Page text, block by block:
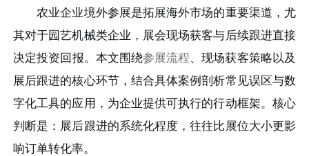
农业企业境外参展是拓展海外市场的重要渠道，尤
其对于园艺机械类企业，展会现场获客与后续跟进直接
决定投资回报。本文围绕参展流程、现场获客策略以及
展后跟进的核心环节，结合具体案例剖析常见误区与数
字化工具的应用，为企业提供可执行的行动框架。核心
判断是：展后跟进的系统化程度，往往比展位大小更影
响订单转化率。